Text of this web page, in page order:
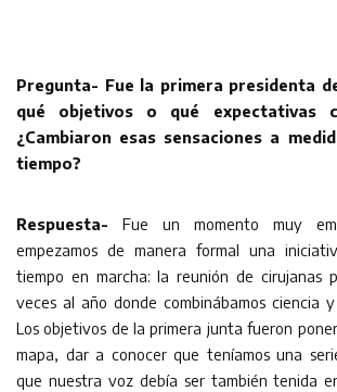
Pregunta- Fue la primera presidenta
qué objetivos o qué expectativas
¿Cambiaron esas sensaciones a
tiempo?
Respuesta- Fue un momento muy
empezamos de manera formal una
tiempo en marcha: la reunión de cirujanas
veces al año donde combinábamos ciencia
Los objetivos de la primera junta fueron
mapa, dar a conocer que teníamos una
que nuestra voz debía ser también tenida